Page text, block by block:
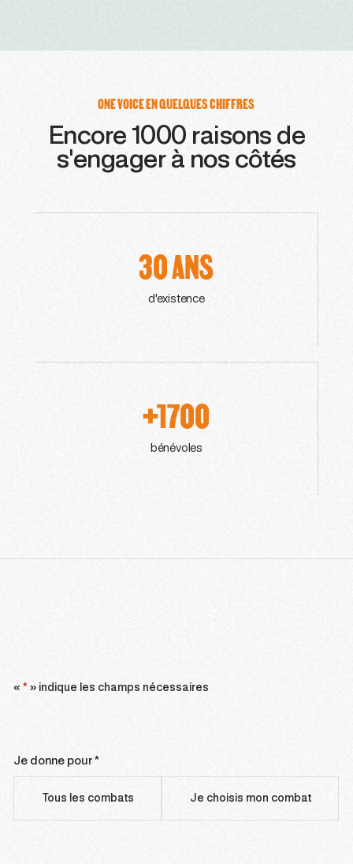
ONE VOICE EN QUELQUES CHIFFRES
Encore 1000 raisons de
s'engager à nos côtés
30 ANS
d'existence
+1700
bénévoles
«* » indique les champs nécessaires
Je donne pour *
donneTous les combats Je choisis mon combat